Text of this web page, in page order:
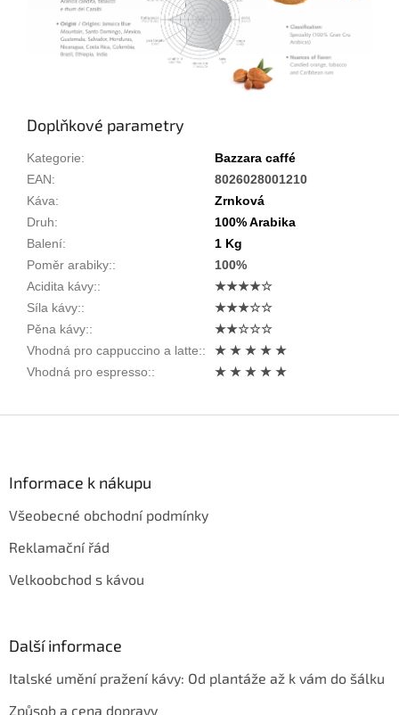
Doplňkové parametry
Kategorie:
Bazzara caffé
EAN:
8026028001210
Káva:
Zrnková
Druh:
100% Arabika
Balení:
1 Kg
Poměr arabiky::
100%
Acidita kávy::
★★★★☆
Síla kávy::
★★★☆☆
Pěna kávy::
★★☆☆☆
Vhodná pro cappuccino a latte::
★ ★ ★ ★ ★
Vhodná pro espresso:: ★ ★ ★ ★ ★
Informace k nákupu
Všeobecné obchodní podmínky
Reklamační řád
Velkoobchod s kávou
Další informace
Italské umění pražení kávy: Od plantáže až k vám do šálku
Způsob a cena dopravy